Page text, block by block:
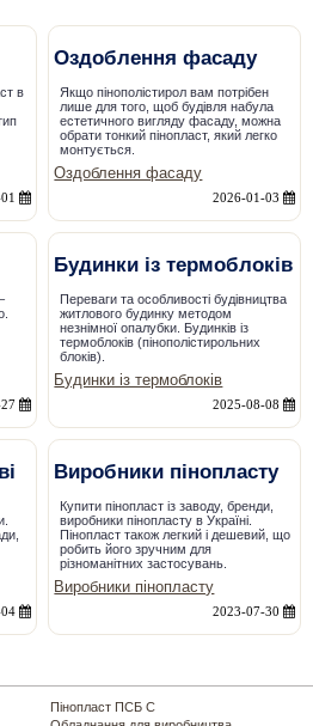
в
Оздоблення фасаду
Якщо пінополістирол вам потрібен
лише для того, щоб будівля набула
естетичного вигляду фасаду, можна
обрати тонкий пінопласт, який легко
монтується.
Оздоблення фасаду
2026-01-03
Будинки із термоблоків
Переваги та особливості будівництва
житлового будинку методом
незнімної опалубки. Будинків із
термоблоків (пінополістирольних
блоків).
Будинки із термоблоків
2025-08-08
Виробники пінопласту
Купити пінопласт із заводу, бренди,
виробники пінопласту в Україні.
Пінопласт також легкий і дешевий, що
робить його зручним для
різноманітних застосувань.
Виробники пінопласту
2023-07-30
Пінопласт ПСБ С